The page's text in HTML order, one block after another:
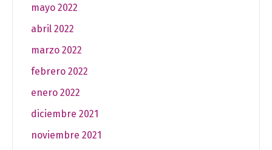
mayo 2022
abril 2022
marzo 2022
febrero 2022
enero 2022
diciembre 2021
noviembre 2021